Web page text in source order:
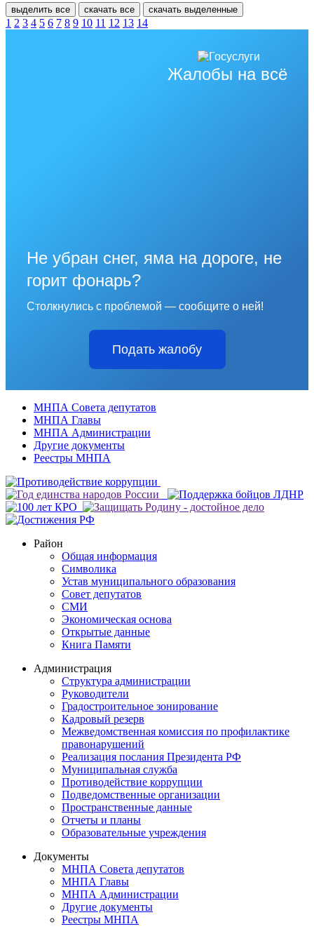
выделить все скачать все скачать выделенные
1 2 3 4 5 6 7 8 9 10 11 12 13 14
Жалобы на всё
Не убран снег, яма на дороге, не
горит фонарь?
Столкнулись с проблемой — сообщите о ней!
Подать жалобу
МНПА Совета депутатов
МНПА Главы
МНПА Администрации
Другие документы
Реестры МНПА
Район
Общая информация
Символика
Устав муниципального образования
Совет депутатов
СМИ
Экономическая основа
Открытые данные
Книга Памяти
Администрация
Структура администрации
Руководители
Градостроительное зонирование
Кадровый резерв
Межведомственная комиссия по профилактике
правонарушений
Реализация послания Президента РФ
Муниципальная служба
Противодействие коррупции
Подведомственные организации
Пространственные данные
Отчеты и планы
Образовательные учреждения
Документы
МНПА Совета депутатов
МНПА Главы
МНПА Администрации
Другие документы
Реестры МНПА